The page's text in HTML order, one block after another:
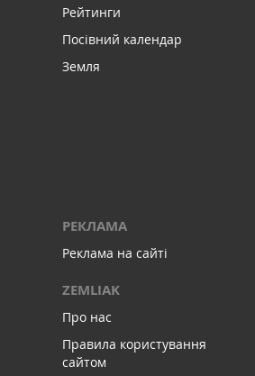
Рейтинги
Посівний календар
Земля
РЕКЛАМА
Реклама на сайті
ZEMLIAK
Про нас
Правила користування
сайтом